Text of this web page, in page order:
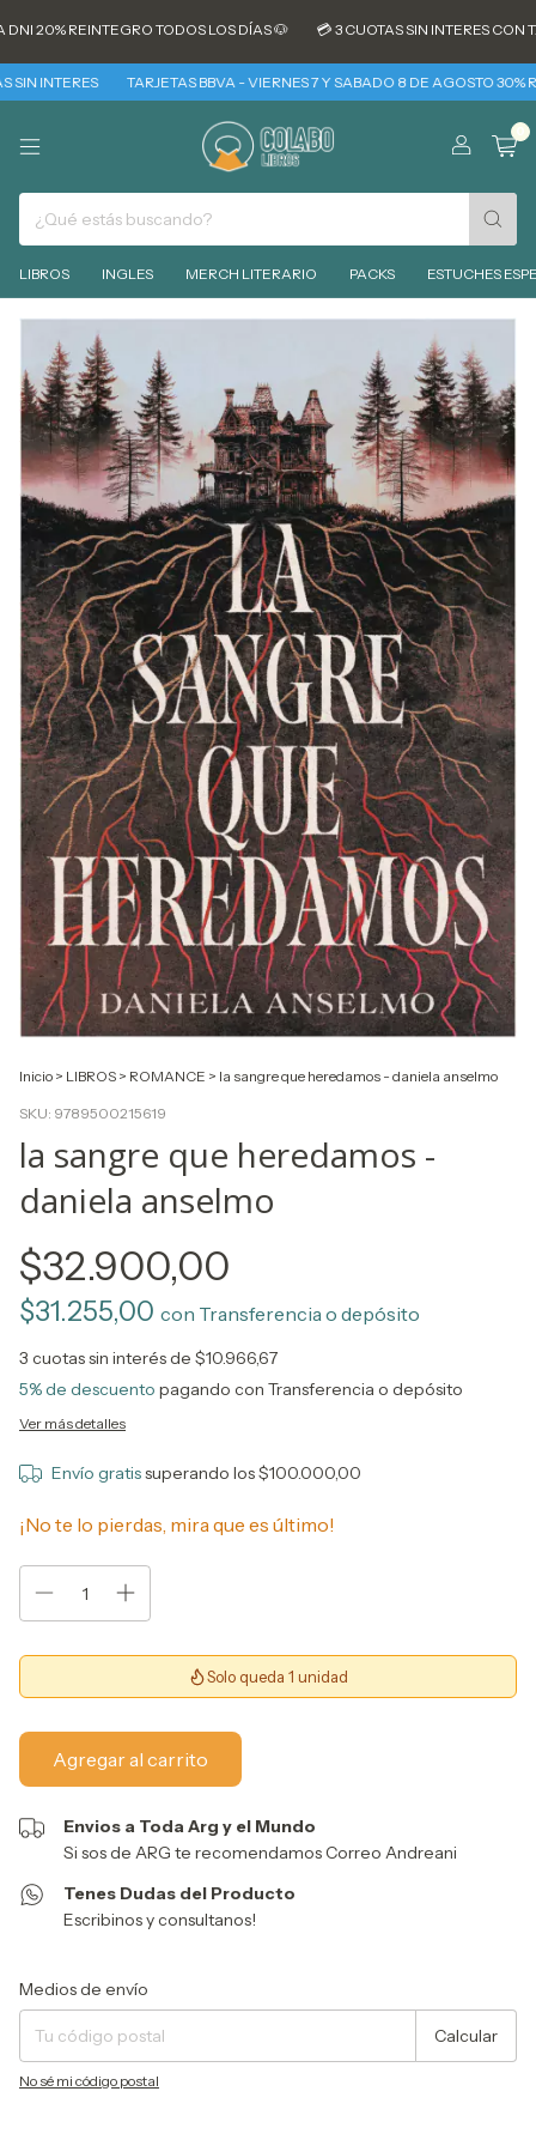
20% REINTEGRO TODOS LOS DÍAS 🐶 💳 3 CUOTAS SIN INTERES CON
INTERES TARJETAS BBVA - VIERNES 7 Y SABADO 8 DE AGOSTO 30%
LIBROS INGLES MERCH LITERARIO PACKS ESTUCHES
Inicio > LIBROS > ROMANCE > la sangre que heredamos - daniela anselmo
SKU: 9789500215619
la sangre que heredamos -
daniela anselmo
$32.900,00
$31.255,00 con Transferencia o depósito
3 cuotas sin interés de $10.966,67
5% de descuento pagando con Transferencia o depósito
Ver más detalles
Envío gratissuperando los$100.000,00
¡No te lo pierdas, mira que es último!
Solo queda 1 unidad
Envios a Toda Arg y el Mundo
Si sos de ARG te recomendamos Correo Andreani
Tenes Dudas del Producto
Escribinos y consultanos!
Entregas para el CP:
Medios de envío
Calcular
No sé mi código postal